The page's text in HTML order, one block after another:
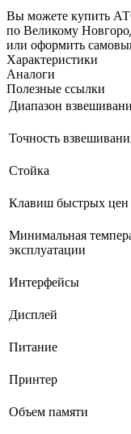
Вы можете купить
по Великому
или оформить
Характеристики
Аналоги
Полезные ссылки
Диапазон
Точность
Стойка
Клавиш быстрых цен
Минимальная
эксплуатации
Интерфейсы
Дисплей
Питание
Принтер
Объем памяти